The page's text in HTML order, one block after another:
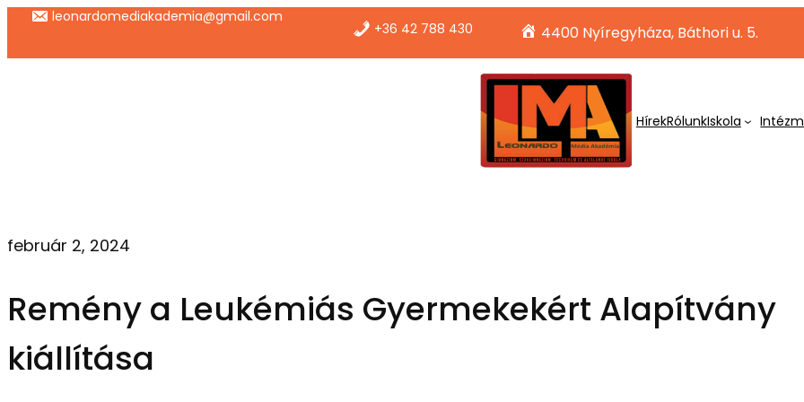
Ugrás
leonardomediakademia@gmail.com
+36 42 788 430 4400 Nyíregyháza, Báthori u. 5.
HírekRólunkIskola
február 2, 2024
Remény a Leukémiás Gyermekekért Alapítvány
kiállítása